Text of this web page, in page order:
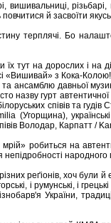
вишивальниці,
й засвоїти
терплячі. Бо
тут на дорослих і на
«Вишивай» з Кока-
ансамблю давньої
назву гурт автентичної
співів та
(Угорщина),
Володар, Карпатт /
робиться на
непідробності
реґіонів, хоч були й
і румунські, і
України,